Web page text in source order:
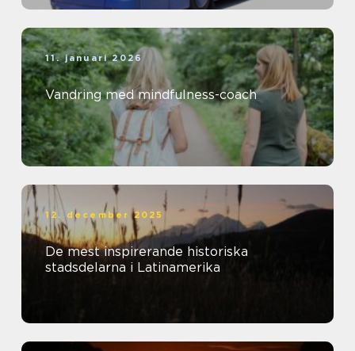
11. januari 2026
Vandring med mindfulness-coach
12. december 2025
De mest inspirerande historiska
stadsdelarna i Latinamerika